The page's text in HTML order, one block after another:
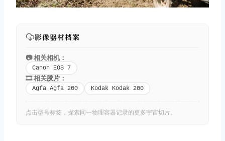
影像器材档案
📷 相关相机：
Canon EOS 7
🎞️ 相关胶片 ：
Agfa Agfa 200 Kodak Kodak 200
点击型号标签，探索同一物理容器记录的更多宇宙切片。